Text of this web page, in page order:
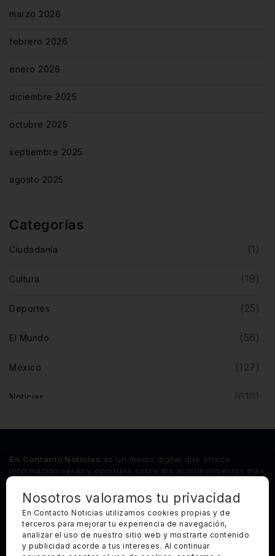
marzo 2026
febrero 2026
enero 2026
diciembre 2025
octubre 2025
septiembre 2025
agosto 2025
Categorías
Ciudadanía (1)
Cultura (19)
Deportes (25)
El Mundo (56)
México (127)
Noticias (610)
(5)
Querétaro
En Contacto Noticias es un medio digital que ofrece
información veraz y oportuna sobre los acontecimientos más
principales sucesos nacionales e internacionales.
Síguenos
Categorías Principales
Nosotros valoramos tu privacidad
En Contacto Noticias utilizamos cookies propias y de
terceros para mejorar tu experiencia de navegación,
analizar el uso de nuestro sitio web y mostrarte contenido
y publicidad acorde a tus intereses. Al continuar